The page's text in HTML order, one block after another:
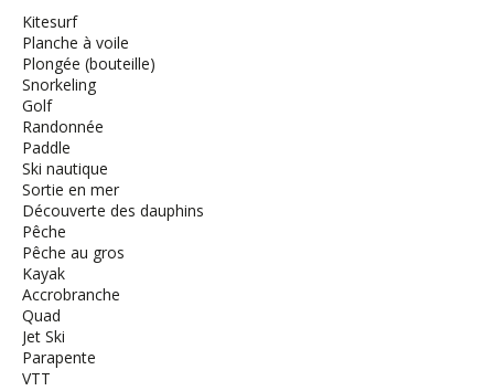
Kitesurf
Planche à voile
Plongée (bouteille)
Snorkeling
Golf
Randonnée
Paddle
Ski nautique
Sortie en mer
Découverte des dauphins
Pêche
Pêche au gros
Kayak
Accrobranche
Quad
Jet Ski
Parapente
VTT